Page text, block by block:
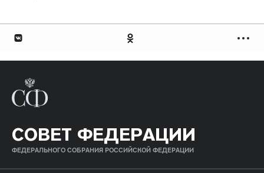
СОВЕТ ФЕДЕРАЦИИ
ФЕДЕРАЛЬНОГО СОБРАНИЯ РОССИЙСКОЙ ФЕДЕРАЦИИ